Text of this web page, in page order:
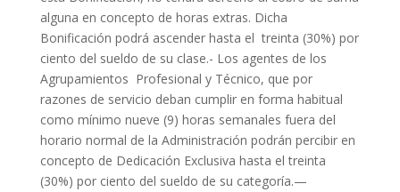
alguna en concepto de horas extras. Dicha
Bonificación podrá ascender hasta el treinta (30%) por
ciento del sueldo de su clase.- Los agentes de los
Agrupamientos Profesional y Técnico, que por
razones de servicio deban cumplir en forma habitual
como mínimo nueve (9) horas semanales fuera del
horario normal de la Administración podrán percibir en
concepto de Dedicación Exclusiva hasta el treinta
(30%) por ciento del sueldo de su categoría.—